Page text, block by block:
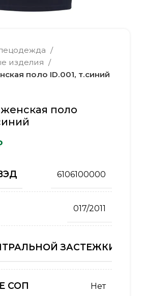
изделия
поло ID.001, т.синий
поло
6106100000
017/2011
ЗАСТЕЖКИ
СОП Нет